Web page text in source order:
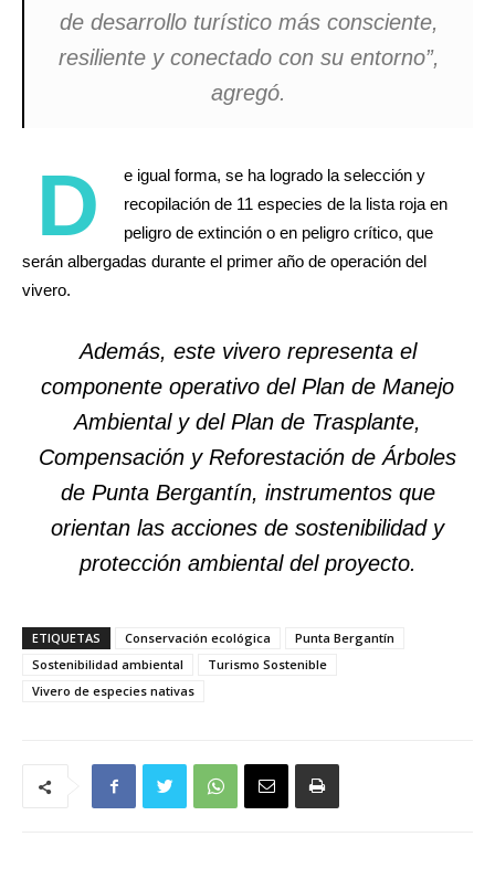
de desarrollo turístico más consciente,
resiliente y conectado con su entorno”,
agregó.
D
e igual forma, se ha logrado la selección y
recopilación de 11 especies de la lista roja en
peligro de extinción o en peligro crítico, que
serán albergadas durante el primer año de operación del
vivero.
Además, este vivero representa el
componente operativo del Plan de Manejo
Ambiental y del Plan de Trasplante,
Compensación y Reforestación de Árboles
de Punta Bergantín, instrumentos que
orientan las acciones de sostenibilidad y
protección ambiental del proyecto.
ETIQUETAS Conservación ecológica
Punta Bergantín
Sostenibilidad ambiental
Turismo Sostenible
Vivero de especies nativas